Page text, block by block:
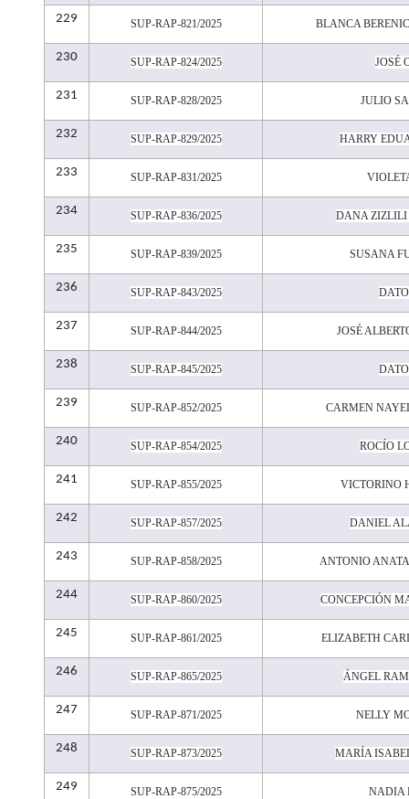
229 SUP-RAP-821/2025 BLANCA
230 SUP-RAP-824/2025 JOSÉ
231 SUP-RAP-828/2025 JULIO
232 SUP-RAP-829/2025 HARRY
233 SUP-RAP-831/2025
234 SUP-RAP-836/2025 DANA ZIZLILI
235 SUP-RAP-839/2025 SUSANA
236 SUP-RAP-843/2025
237 SUP-RAP-844/2025 JOSÉ
238 SUP-RAP-845/2025
239 SUP-RAP-852/2025 CARMEN
240 SUP-RAP-854/2025 ROCÍO
241 SUP-RAP-855/2025 VICTORINO
242 SUP-RAP-857/2025 DANIEL
243 SUP-RAP-858/2025 ANTONIO
244 SUP-RAP-860/2025 CONCEPCIÓN
245 SUP-RAP-861/2025 ELIZABETH
246 SUP-RAP-865/2025 ÁNGEL
247 SUP-RAP-871/2025 NELLY
248 SUP-RAP-873/2025 MARÍA
249 SUP-RAP-875/2025 NADIA